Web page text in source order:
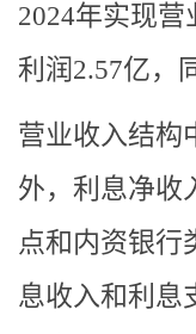
2024年实现营
利润2.57亿，
营业收入结构
外，利息净收
点和内资银行
息收入和利息